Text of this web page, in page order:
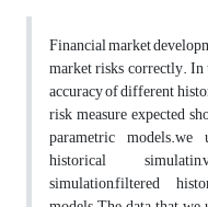
Financial market
market risks correctly. In
accuracy of different
risk measure expected
parametric
historical
simulation,filtered